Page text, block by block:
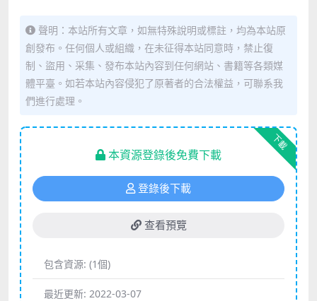
聲明：本站所有文章，如無特殊說明或標註，均為本站原
創發布。任何個人或組織，在未征得本站同意時，禁止復
制、盜用、采集、發布本站內容到任何網站、書籍等各類媒
體平臺。如若本站內容侵犯了原著者的合法權益，可聯系我
們進行處理。
下載
本資源登錄後免費下載
登錄後下載
查看預覽
包含資源: (1個)
最近更新: 2022-03-07